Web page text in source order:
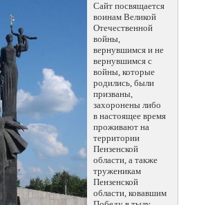
Сайт посвящается
воинам Великой
Отечественной
войны,
вернувшимся и не
вернувшимся с
войны, которые
родились, были
призваны,
захоронены либо
в настоящее время
проживают на
территории
Пензенской
области, а также
труженикам
Пензенской
области, ковавшим